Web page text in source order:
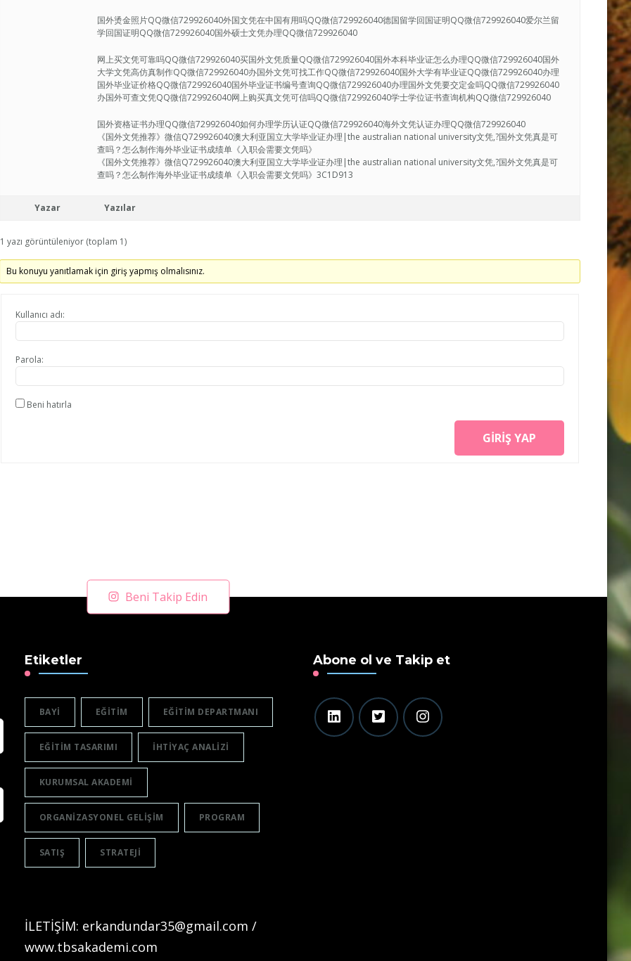
国外烫金照片QQ微信729926040外国文凭在中国有用吗QQ微信729926040德国留学回国证明QQ微信729926040爱尔兰留
学回国证明QQ微信729926040国外硕士文凭办理QQ微信729926040
网上买文凭可靠吗QQ微信729926040买国外文凭质量QQ微信729926040国外本科毕业证怎么办理QQ微信729926040国外
大学文凭高仿真制作QQ微信729926040办国外文凭可找工作QQ微信729926040国外大学有毕业证QQ微信729926040办理
国外毕业证价格QQ微信729926040国外毕业证书编号查询QQ微信729926040办理国外文凭要交定金吗QQ微信729926040
办国外可查文凭QQ微信729926040网上购买真文凭可信吗QQ微信729926040学士学位证书查询机构QQ微信729926040
国外资格证书办理QQ微信729926040如何办理学历认证QQ微信729926040海外文凭认证办理QQ微信729926040
《国外文凭推荐》微信Q729926040澳大利亚国立大学毕业证办理|the australian national university文凭,?国外文凭真是可
查吗？怎么制作海外毕业证书成绩单《入职会需要文凭吗》
《国外文凭推荐》微信Q729926040澳大利亚国立大学毕业证办理|the australian national university文凭,?国外文凭真是可
查吗？怎么制作海外毕业证书成绩单《入职会需要文凭吗》3C1D913
Yazar Yazılar
1 yazı görüntüleniyor (toplam 1)
Bu konuyu yanıtlamak için giriş yapmış olmalısınız.
Kullanıcı adı:
Parola:
Beni hatırla
GIRIŞ YAP
Beni Takip Edin
Etiketler
BAYI EĞITIM EĞITIM DEPARTMANI
EĞITIM TASARIMI IHTIYAÇ ANALIZI
KURUMSAL AKADEMI
ORGANIZASYONEL GELIŞIM PROGRAM
SATIŞ STRATEJI
İLETİŞİM: erkandundar35@gmail.com /
www.tbsakademi.com
Abone ol ve Takip et